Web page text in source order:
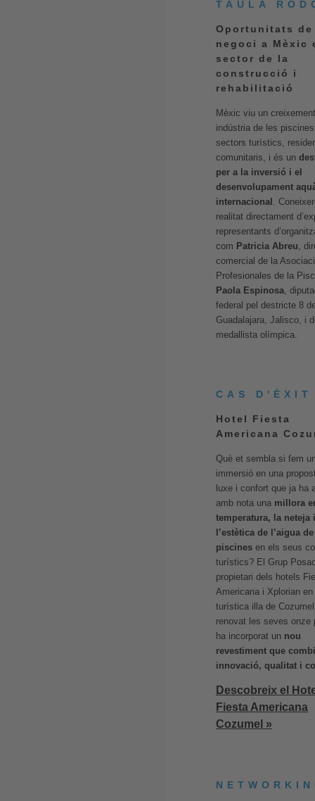
TAULA
Oportunitats de
negoci a Mèxic
sector de la
construcció i
rehabilitació
Mèxic viu un
indústria de les
sectors turístics,
comunitaris, i és un
per a la inversió i el
desenvolupament
internacional .
realitat directament
representants
com Patricia Abreu,
comercial de la
Profesionales de la
Paola Espinosa,
federal pel destricte 8
Guadalajara, Jalisco, i
medallista olímpica.
CAS D'ÈXIT
Hotel Fiesta
Americana
Què et sembla si fem
immersió en una
luxe i confort que ja ha
amb nota una millora
temperatura, la neteja i
l’estètica de l’aigua
piscinesen els seus
turístics? El Grup
propietari dels hotels
Americana i Xplorian en
turística illa de
renovat les seves onze
ha incorporat un nou
revestiment que
innovació, qualitat i
Descobreix el
Fiesta Americana
Cozumel »